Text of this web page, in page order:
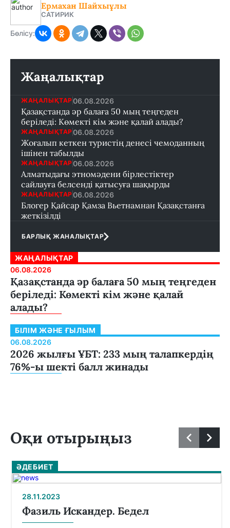
Ермахан Шайхыұлы
САТИРИК
Бөлісу:
Жаңалықтар
ЖАҢАЛЫҚТАР 06.08.2026
Қазақстанда әр балаға 50 мың теңгеден
беріледі: Көмекті кім және қалай алады?
ЖАҢАЛЫҚТАР 06.08.2026
Жоғалып кеткен туристің денесі чемоданның
ішінен табылды
ЖАҢАЛЫҚТАР 06.08.2026
Алматыдағы этномәдени бірлестіктер
сайлауға белсенді қатысуға шақырды
ЖАҢАЛЫҚТАР 06.08.2026
Блогер Қайсар Қамза Вьетнамнан Қазақстанға
жеткізілді
БАРЛЫҚ ЖАНАЛЫҚТАР
ЖАҢАЛЫҚТАР
06.08.2026
Қазақстанда әр балаға 50 мың теңгеден
беріледі: Көмекті кім және қалай
алады?
БІЛІМ ЖӘНЕ ҒЫЛЫМ
06.08.2026
2026 жылғы ҰБТ: 233 мың талапкердің
76%-ы шекті балл жинады
Оқи отырыңыз
ӘДЕБИЕТ
28.11.2023
Фазиль Искандер. Бедел